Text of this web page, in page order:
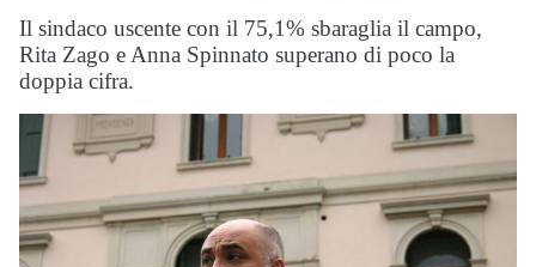
Il sindaco uscente con il 75,1% sbaraglia il campo,
Rita Zago e Anna Spinnato superano di poco la
doppia cifra.